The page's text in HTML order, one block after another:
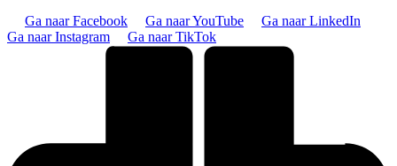
Ga naar Facebook Ga naar YouTube
Ga naar LinkedIn
Ga naar Instagram
Ga naar TikTok